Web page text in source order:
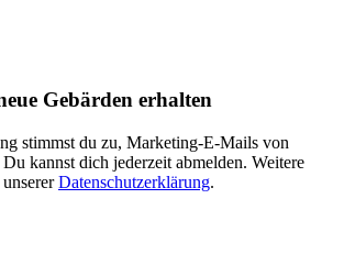
Gebärden erhalten
stimmst du zu, Marketing-E-Mails von
kannst dich jederzeit abmelden. Weitere
Datenschutzerklärung.